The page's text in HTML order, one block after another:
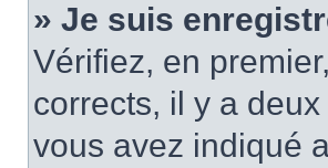
» Je suis
Vérifiez, en
corrects, il y a
vous avez indiqué